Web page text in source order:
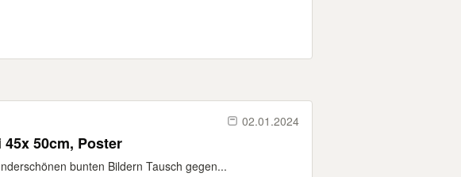
02.01.2024
50cm, Poster
bunten Bildern Tausch gegen...